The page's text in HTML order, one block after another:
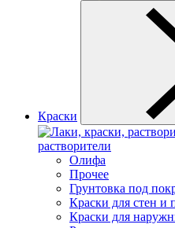
Краски
растворители
Олифа
Прочее
Грунтовка под
Краски для стен и
Краски для